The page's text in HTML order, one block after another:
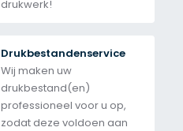
drukwerk!
Drukbestandenservice
Wij maken uw
drukbestand(en)
professioneel voor u op,
zodat deze voldoen aan